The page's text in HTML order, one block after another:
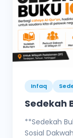
Infaq
Sedekah
**Sedekah
Sosial